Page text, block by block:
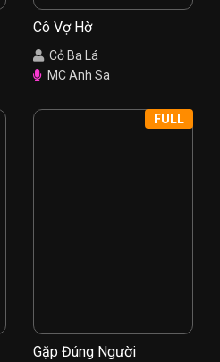
Cô Vợ Hờ
Cỏ Ba Lá
MC Anh Sa
Gặp Đúng Người
FULL